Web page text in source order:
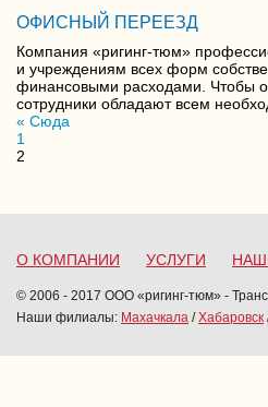
ОФИСНЫЙ ПЕРЕЕЗД
Компания «ригинг-тюм»
и учреждениям всех форм
финансовыми расходами. Чтобы
сотрудники обладают всем
« Сюда
1
2
О КОМПАНИИ УСЛУГИ
© 2006 - 2017 ООО «ригинг-тюм» -
Наши филиалы: Махачкала /Хабаровск